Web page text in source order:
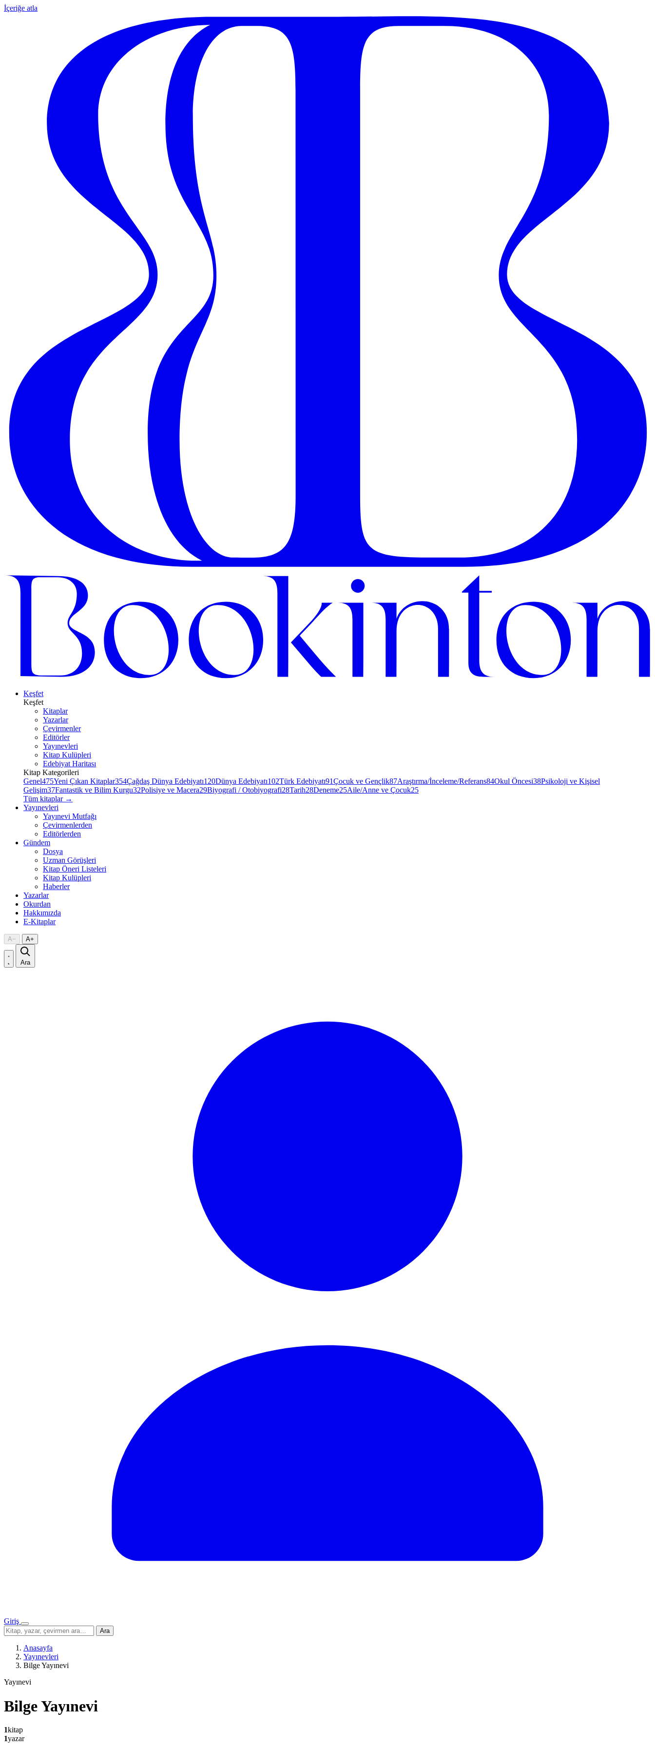
İçeriğe atla
Keşfet
Keşfet
Kitaplar
Yazarlar
Çevirmenler
Editörler
Yayınevleri
Kitap Kulüpleri
Edebiyat Haritası
Kitap Kategorileri
Genel475Yeni Çıkan Kitaplar354Çağdaş Dünya Edebiyatı120Dünya Edebiyatı102Türk Edebiyatı91Çocuk ve Gençlik87Araştırma/İnceleme/Referans84Okul Öncesi38Psikoloji ve Kişisel
Gelişim37Fantastik ve Bilim Kurgu32Polisiye ve Macera29Biyografi / Otobiyografi28Tarih28Deneme25Aile/Anne ve Çocuk25
Tüm kitaplar →
Yayınevleri
Yayınevi Mutfağı
Çevirmenlerden
Editörlerden
Gündem
Dosya
Uzman Görüşleri
Kitap Öneri Listeleri
Kitap Kulüpleri
Haberler
Yazarlar
Okurdan
Hakkımızda
E-Kitaplar
A− A+
Ara
Giriş
Menü
Sitede
ara
Ara
Anasayfa
Yayınevleri
Bilge Yayınevi
Yayınevi
Bilge Yayınevi
1kitap
1yazar